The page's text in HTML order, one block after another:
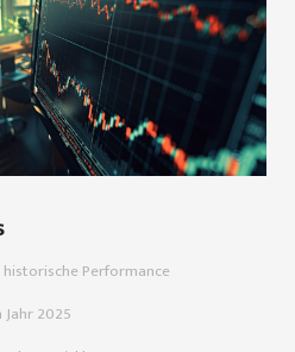
Performance
2025